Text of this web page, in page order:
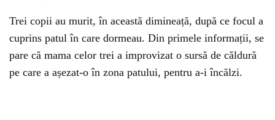
Trei copii au murit, în această dimineață, după ce focul a
cuprins patul în care dormeau. Din primele informații, se
pare că mama celor trei a improvizat o sursă de căldură
pe care a așezat-o în zona patului, pentru a-i încălzi.